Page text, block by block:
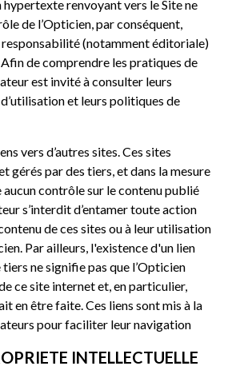
hypertexte renvoyant vers le Site ne
de l’Opticien, par conséquent,
(notamment éditoriale)
de comprendre les pratiques de
est invité à consulter leurs
et leurs politiques de
vers d’autres sites. Ces sites
gérés par des tiers, et dans la mesure
aucun contrôle sur le contenu publié
s’interdit d’entamer toute action
de ces sites ou à leur utilisation
Par ailleurs, l'existence d'un lien
ne signifie pas que l’Opticien
ce site internet et, en particulier,
en être faite. Ces liens sont mis à la
pour faciliter leur navigation
INTELLECTUELLE